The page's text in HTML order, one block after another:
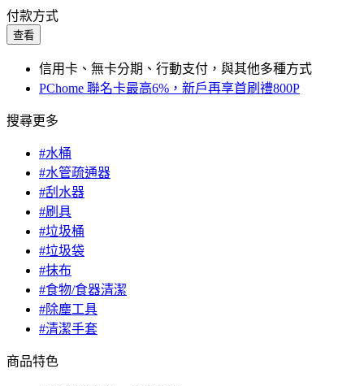
付款方式
查看
信用卡、無卡分期、行動支付，與其他多種方式
PChome 聯名卡最高6%，新戶再享首刷禮800P
搜尋更多
#水桶
#水管疏通器
#刮水器
#刷具
#垃圾桶
#垃圾袋
#抹布
#食物/食器清潔
#除塵工具
#清潔手套
商品特色